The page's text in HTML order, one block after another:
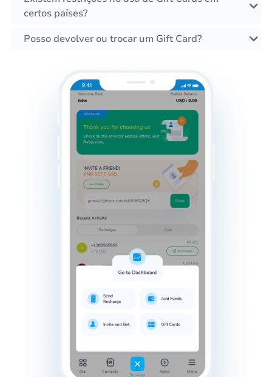
certos países?
Posso devolver ou trocar um Gift Card?